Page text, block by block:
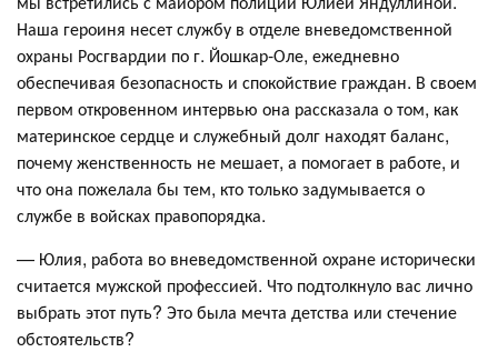
Наша героиня несет службу в отделе вневедомственной
охраны Росгвардии по г. Йошкар-Оле, ежедневно
обеспечивая безопасность и спокойствие граждан. В своем
первом откровенном интервью она рассказала о том, как
материнское сердце и служебный долг находят баланс,
почему женственность не мешает, а помогает в работе, и
что она пожелала бы тем, кто только задумывается о
службе в войсках правопорядка.
— Юлия, работа во вневедомственной охране исторически
считается мужской профессией. Что подтолкнуло вас лично
выбрать этот путь? Это была мечта детства или стечение
обстоятельств?